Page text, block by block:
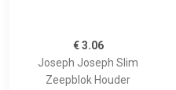
€ 3.06
Joseph Joseph Slim
Zeepblok Houder